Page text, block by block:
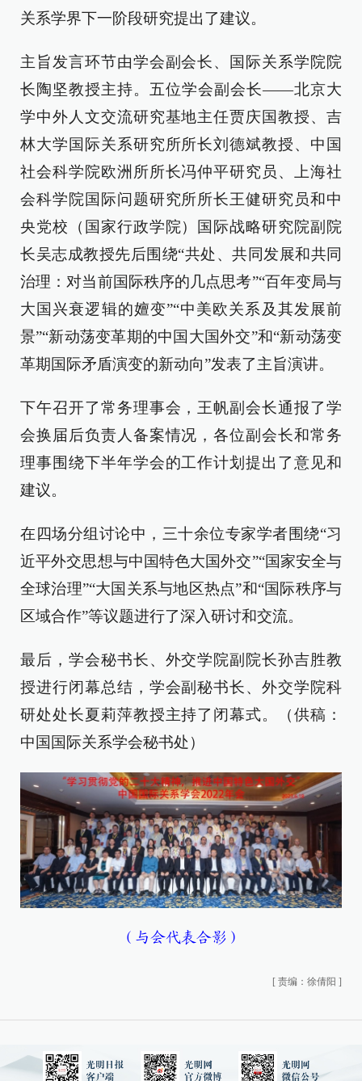
关系学界下一阶段研究提出了建议。
主旨发言环节由学会副会长、国际关系学院院
长陶坚教授主持。五位学会副会长——北京大
学中外人文交流研究基地主任贾庆国教授、吉
林大学国际关系研究所所长刘德斌教授、中国
社会科学院欧洲所所长冯仲平研究员、上海社
会科学院国际问题研究所所长王健研究员和中
央党校（国家行政学院）国际战略研究院副院
长吴志成教授先后围绕“共处、共同发展和共同
治理：对当前国际秩序的几点思考”“百年变局与
大国兴衰逻辑的嬗变”“中美欧关系及其发展前
景”“新动荡变革期的中国大国外交”和“新动荡变
革期国际矛盾演变的新动向”发表了主旨演讲。
下午召开了常务理事会，王帆副会长通报了学
会换届后负责人备案情况，各位副会长和常务
理事围绕下半年学会的工作计划提出了意见和
建议。
在四场分组讨论中，三十余位专家学者围绕“习
近平外交思想与中国特色大国外交”“国家安全与
全球治理”“大国关系与地区热点”和“国际秩序与
区域合作”等议题进行了深入研讨和交流。
最后，学会秘书长、外交学院副院长孙吉胜教
授进行闭幕总结，学会副秘书长、外交学院科
研处处长夏莉萍教授主持了闭幕式。（供稿：
中国国际关系学会秘书处）
（与会代表合影）
[ 责编：徐倩阳 ]